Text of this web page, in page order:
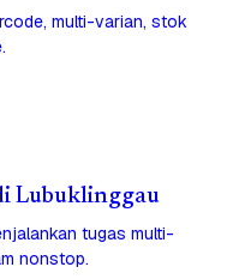
multi-varian, stok
Lubuklinggau
tugas multi-
nonstop.